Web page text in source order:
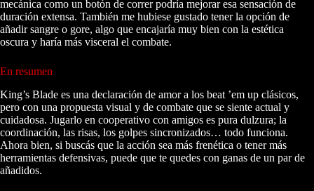
mecánica como un botón de correr podría mejorar esa sensación de
duración extensa. También me hubiese gustado tener la opción de
añadir sangre o gore, algo que encajaría muy bien con la estética
oscura y haría más visceral el combate.
En resumen
King’s Blade es una declaración de amor a los beat ’em up clásicos,
pero con una propuesta visual y de combate que se siente actual y
cuidadosa. Jugarlo en cooperativo con amigos es pura dulzura; la
coordinación, las risas, los golpes sincronizados… todo funciona.
Ahora bien, si buscás que la acción sea más frenética o tener más
herramientas defensivas, puede que te quedes con ganas de un par de
añadidos.